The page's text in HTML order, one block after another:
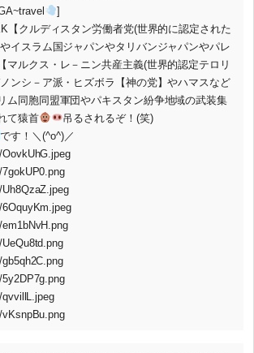
]
【クルディスタン労働者党(世界的に認定された
イスラム国ジャパンやタリバンジャパンやパレ
マルクス・レ－ニン共産主義(世界的認定テロリ
ンシ－ア派・ヒズボラ【神の党】やハマスなど
ム同胞同盟軍団やパキスタン紛争地域の武装集
て猿首
吊るされるぞ！(笑)
です！＼(^o^)／